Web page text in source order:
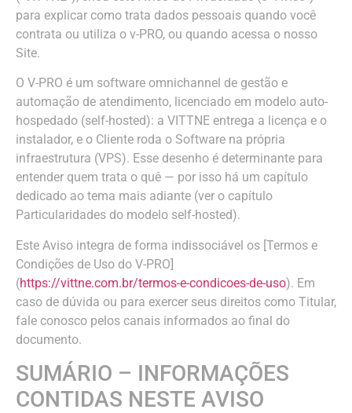
para explicar como trata dados pessoais quando você
contrata ou utiliza o v-PRO, ou quando acessa o nosso
Site.
O V-PRO é um software omnichannel de gestão e
automação de atendimento, licenciado em modelo auto-
hospedado (self-hosted): a VITTNE entrega a licença e o
instalador, e o Cliente roda o Software na própria
infraestrutura (VPS). Esse desenho é determinante para
entender quem trata o quê — por isso há um capítulo
dedicado ao tema mais adiante (ver o capítulo
Particularidades do modelo self-hosted).
Este Aviso integra de forma indissociável os [Termos e
Condições de Uso do V-PRO]
(https://vittne.com.br/termos-e-condicoes-de-uso). Em
caso de dúvida ou para exercer seus direitos como Titular,
fale conosco pelos canais informados ao final do
documento.
SUMÁRIO – INFORMAÇÕES
CONTIDAS NESTE AVISO